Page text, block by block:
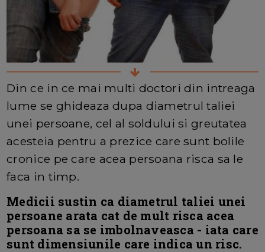
Din ce in ce mai multi doctori din intreaga
lume se ghideaza dupa diametrul taliei
unei persoane, cel al soldului si greutatea
acesteia pentru a prezice care sunt bolile
cronice pe care acea persoana risca sa le
faca in timp.
Medicii sustin ca diametrul taliei unei
persoane arata cat de mult risca acea
persoana sa se imbolnaveasca - iata care
sunt dimensiunile care indica un risc.